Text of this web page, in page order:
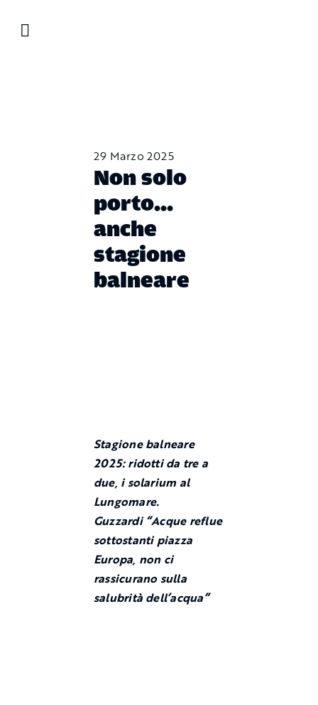
29 Marzo 2025
Non solo
porto…
anche
stagione
balneare
Stagione balneare
2025: ridotti da tre a
due, i solarium al
Lungomare.
Guzzardi “Acque reflue
sottostanti piazza
Europa, non ci
rassicurano sulla
salubrità dell’acqua”